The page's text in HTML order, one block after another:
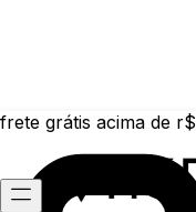
frete grátis acima de